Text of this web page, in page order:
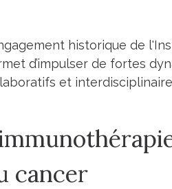
historique de
d’impulser de fortes
et
cancer